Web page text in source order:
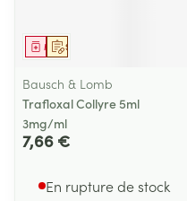
Sur prescription
Médicament
Bausch & Lomb
Trafloxal Collyre 5ml
3mg/ml
7,66 €
En rupture de stock